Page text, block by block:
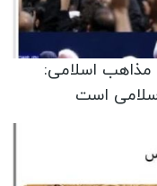
مذاهب اسلامی:
است